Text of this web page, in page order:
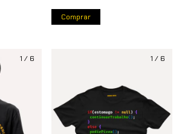
Comprar
1 / 6 1 / 6